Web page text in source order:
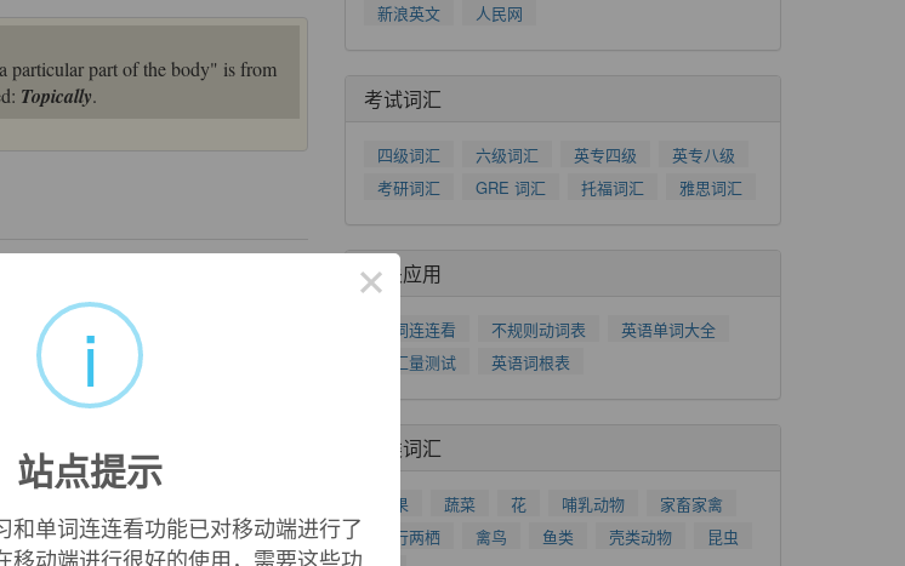
particular part of the body" is from
Topically.
topical.
题。
来自柯林斯例句
新浪英文
人民网
考试词汇
四级词汇 六级词汇 英专四级
英专八级
考研词汇
GRE 词汇 托福词汇 雅思词汇
相关应用
单词连连看 不规则动词表
英语单词大全
词汇量测试
英语词根表
分类词汇
水果 蔬菜 花 哺乳动物
家畜家禽
爬行两栖
禽鸟 鱼类 壳类动物
昆虫
×
i
站点提示
和单词连连看功能已对移动端进行了
移动端进行很好的使用，需要这些功